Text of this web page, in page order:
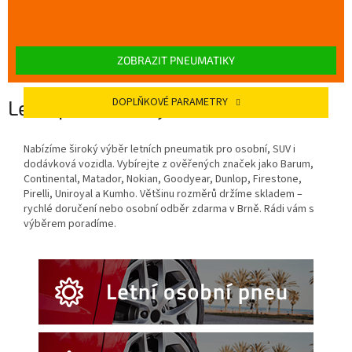
ZOBRAZIT PNEUMATIKY
DOPLŇKOVÉ PARAMETRY
Letní pneumatiky
Nabízíme široký výběr letních pneumatik pro osobní, SUV i
dodávková vozidla. Vybírejte z ověřených značek jako Barum,
Continental, Matador, Nokian, Goodyear, Dunlop, Firestone,
Pirelli, Uniroyal a Kumho. Většinu rozměrů držíme skladem –
rychlé doručení nebo osobní odběr zdarma v Brně. Rádi vám s
výběrem poradíme.